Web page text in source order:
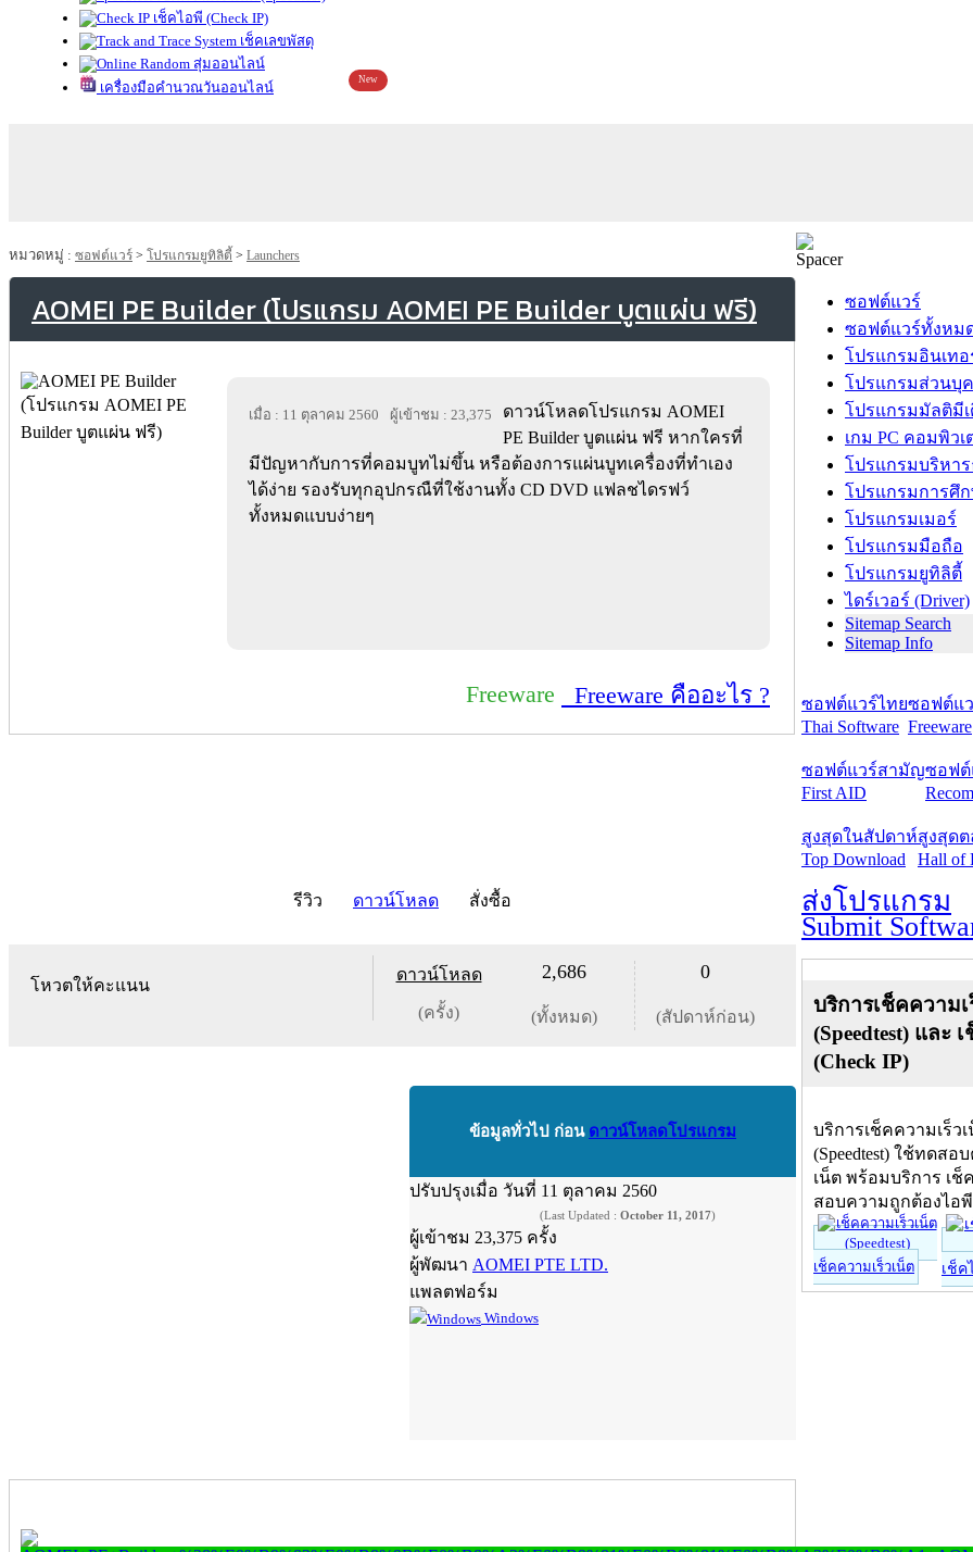
เช็คไอพี (Check IP)
เช็คเลขพัสดุ
สุ่มออนไลน์
เครื่องมือคำนวณวันออนไลน์
New
หมวดหมู่ : ซอฟต์แวร์ > โปรแกรมยูทิลิตี้ > Launchers
AOMEI PE Builder (โปรแกรม AOMEI PE Builder บูตแผ่น ฟรี)
เมื่อ : 11 ตุลาคม 2560 ผู้เข้าชม : 23,375
ดาวน์โหลดโปรแกรม AOMEI
PE Builder บูตแผ่น ฟรี หากใครที่
มีปัญหากับการที่คอมบูทไม่ขึ้น หรือต้องการแผ่นบูทเครื่องที่ทำเอง
ได้ง่าย รองรับทุกอุปกรณืที่ใช้งานทั้ง CD DVD แฟลชไดรฟว์
ทั้งหมดแบบง่ายๆ
Freeware Freeware คืออะไร ?
รีวิว ดาวน์โหลด สั่งซื้อ
โหวตให้คะแนน
ดาวน์โหลด
(ครั้ง)
2,686
(ทั้งหมด)
0
(สัปดาห์ก่อน)
ข้อมูลทั่วไป ก่อน ดาวน์โหลดโปรแกรม
ปรับปรุงเมื่อ วันที่ 11 ตุลาคม 2560
(Last Updated : October 11, 2017)
ผู้เข้าชม 23,375 ครั้ง
ผู้พัฒนา AOMEI PTE LTD.
แพลตฟอร์ม
Windows
ซอฟต์แวร์
ซอฟต์แวร์ทั้งหม
โปรแกรมอินเทอ
โปรแกรมส่วนบุ
โปรแกรมมัลติมีเ
เกม PC คอมพิวเ
โปรแกรมบริหา
โปรแกรมการศึ
โปรแกรมเมอร์
โปรแกรมมือถือ
โปรแกรมยูทิลิตี้
ไดร์เวอร์ (Driver)
Sitemap Search
Sitemap Info
ซอฟต์แวร์ไทย
Thai Software
ซอฟต์แ
Freeware
ซอฟต์แวร์สามัญ
First AID
ซอฟต์
สูงสุดในสัปดาห์
Top Download
สูงสุด
Hall of
ส่งโปรแกรม
Submit
บริการเช็คความเ
(Speedtest) และ
(Check IP)
บริการเช็คความเร็ว
(Speedtest) ใช้ทดสอ
เน็ต พร้อมบริการ เช็
สอบความถูกต้องไอ
เช็คความเร็วเน็ต เช็ค